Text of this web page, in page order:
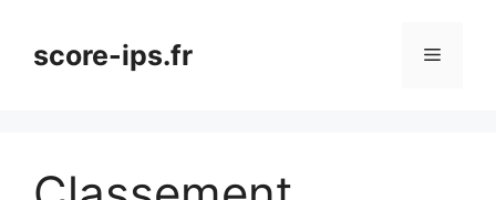
contenuscore-ips.fr Menu